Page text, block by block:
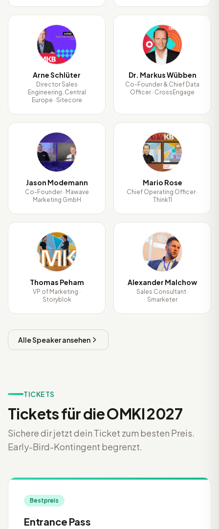
AS
Arne Schlüter
Director Sales
Engineering, Central
Europe · Sitecore
DM
Dr. Markus Wübben
Co-Founder & Chief Data
Officer · CrossEngage
JM
Jason Modemann
Co-Founder · Mawave
Marketing GmbH
MR
Mario Rose
Chief Operating Officer ·
Think11
TP
Thomas Peham
VP of Marketing ·
Storyblok
AM
Alexander Malchow
Sales Consultant ·
Smarketer
Alle Speaker ansehen
TICKETS
Tickets für die OMKI 2027
Sichere dir jetzt dein Ticket zum besten Preis.
Early-Bird-Kontingent begrenzt.
Bestpreis
Entrance Pass